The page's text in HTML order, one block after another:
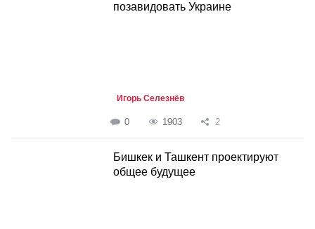
позавидовать Украине
Игорь Селезнёв
0 1903 2
Бишкек и Ташкент проектируют
общее будущее